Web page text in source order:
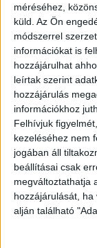
méréséhez,
küld. Az Ön
módszerrel
információkat is
hozzájárulhat
leírtak szerint
hozzájárulás
információkhoz
Felhívjuk
kezeléséhez nem
jogában áll
beállításai csak
megváltoztathatja
hozzájárulását,
alján található